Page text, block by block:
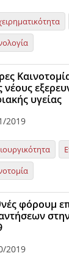
νέους
υγείας
2019
φόρουμ
2019